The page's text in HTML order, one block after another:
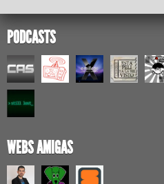
PODCASTS
WEBS AMIGAS